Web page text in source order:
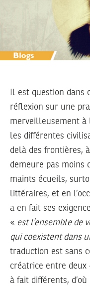
Il est question dans
réflexion sur une
merveilleusement à
les différentes
delà des frontières,
demeure pas moins
maints écueils,
littéraires, et en
a en fait ses
« est l’ensemble de
qui coexistent dans
traduction est sans
créatrice entre deux
à fait différents,